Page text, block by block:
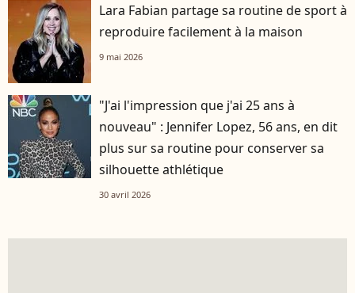
Lara Fabian partage sa routine de sport à
reproduire facilement à la maison
9 mai 2026
"J'ai l'impression que j'ai 25 ans à
nouveau" : Jennifer Lopez, 56 ans, en dit
plus sur sa routine pour conserver sa
silhouette athlétique
30 avril 2026